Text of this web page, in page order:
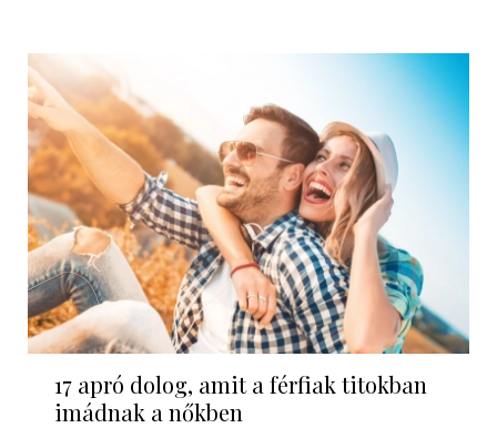
17 apró dolog, amit a férfiak titokban
imádnak a nőkben